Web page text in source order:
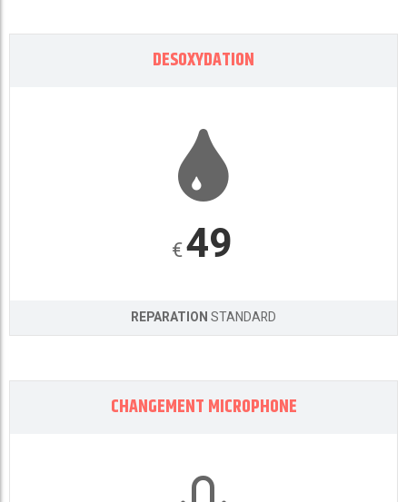
DESOXYDATION
€49
REPARATIONSTANDARD
CHANGEMENT MICROPHONE